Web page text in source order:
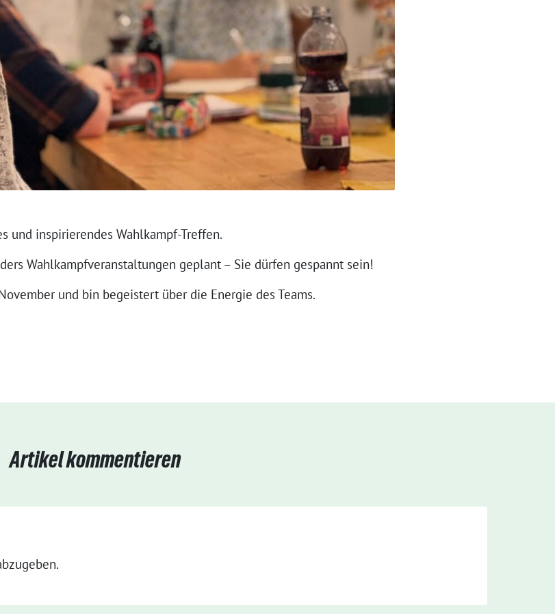
und inspirierendes Wahlkampf-Treffen.
Wahlkampfveranstaltungen geplant – Sie dürfen gespannt sein!
und bin begeistert über die Energie des Teams.
Artikel kommentieren